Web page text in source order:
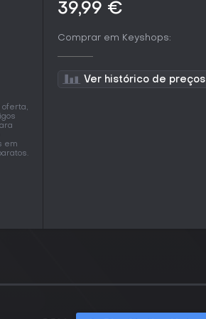
oferta,
em
39,99 €
Comprar em Keyshops:
Ver histórico de preços